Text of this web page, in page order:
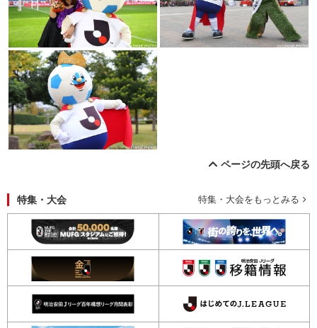
ページの先頭へ戻る
特集・大会 特集・大会をもっとみる